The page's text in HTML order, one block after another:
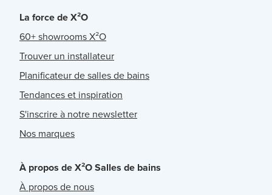
La force de X²O
60+ showrooms X²O
Trouver un installateur
Planificateur de salles de bains
Tendances et inspiration
S'inscrire à notre newsletter
Nos marques
À propos de X²O Salles de bains
À propos de nous